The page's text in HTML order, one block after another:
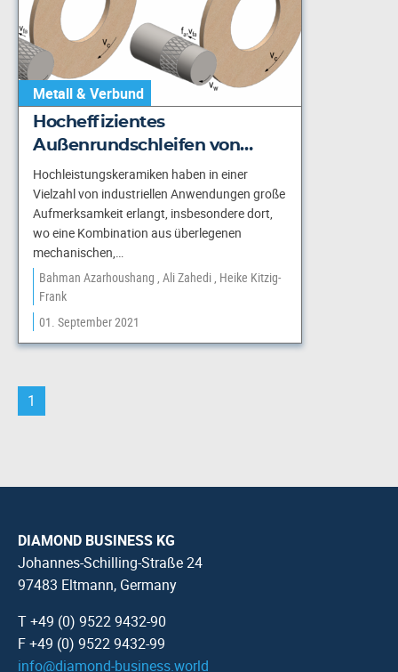
Metall & Verbund
Hocheffizientes
Außenrundschleifen von…
Hochleistungskeramiken haben in einer
Vielzahl von industriellen Anwendungen große
Aufmerksamkeit erlangt, insbesondere dort,
wo eine Kombination aus überlegenen
mechanischen,…
Bahman Azarhoushang Ali Zahedi Heike Kitzig-
Frank
01. September 2021
1
DIAMOND BUSINESS KG
Johannes-Schilling-Straße 24
97483 Eltmann, Germany
T +49 (0) 9522 9432-90
F +49 (0) 9522 9432-99
info@diamond-business.world